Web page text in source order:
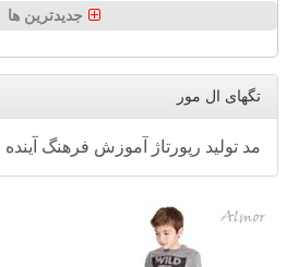
جدیدترین ها
تگهای ال مور
مد تولید رپورتاژ آموزش فرهنگ آینده